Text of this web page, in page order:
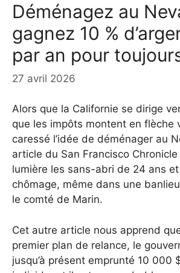
Déménagez au
gagnez 10 %
par an pour
27 avril 2026
Alors que la Californie se dirige
que les impôts montent en flèche
caressé l’idée de déménager au
article du San Francisco
lumière les sans-abri de 24 ans
chômage, même dans une
le comté de Marin.
Cet autre article nous apprend
premier plan de relance, le
jusqu’à présent emprunté 10 000